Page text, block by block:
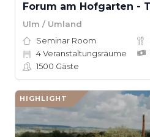
Ulm / Umland
Seminar Room
4Veranstaltungsräume
1500 Gäste
HIGHLIGHT